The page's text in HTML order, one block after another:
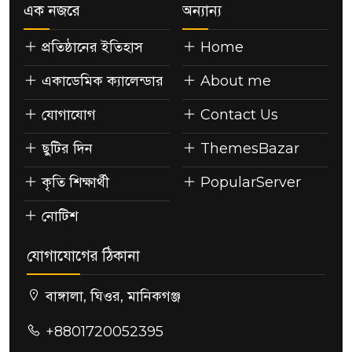
এক নজরে
প্রতিষ্ঠানের ইতিহাস
একাডেমিক ক্যালেন্ডার
যোগাযোগ
ছুটির দিন
কৃতি শিক্ষার্থী
নোটিশ
অন্যান্য
Home
About me
Contact Us
ThemesBazar
PopularServer
যোগাযোগের ঠিকানা
বাঙ্গালা, ঘিওর, মানিকগঞ্জ
+8801720052395